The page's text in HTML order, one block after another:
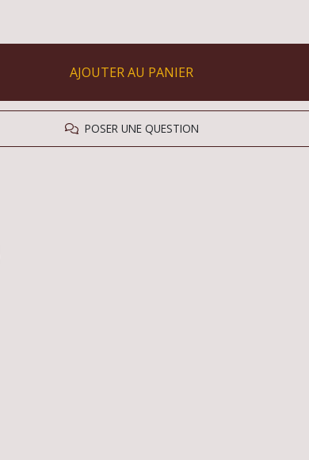
AJOUTER AU PANIER
POSER UNE QUESTION